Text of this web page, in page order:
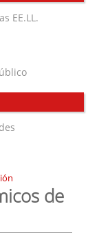
EE.LL.
de